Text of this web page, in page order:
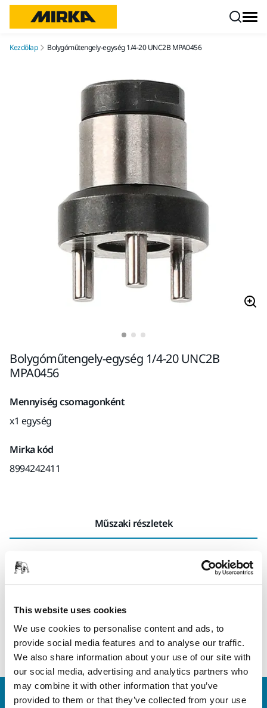
This website uses cookies
We use cookies to personalise content and ads, to
provide social media features and to analyse our traffic.
We also share information about your use of our site with
our social media, advertising and analytics partners who
may combine it with other information that you’ve
provided to them or that they’ve collected from your use
Kezdőlap Bolygóműtengely-egység 1/4-20 UNC2B MPA0456
Bolygóműtengely-egység 1/4-20 UNC2B
MPA0456
Mennyiség csomagonként
x1 egység
Mirka kód
8994242411
Műszaki részletek
Hossz
Vegye fel velünk a kapcsolatot